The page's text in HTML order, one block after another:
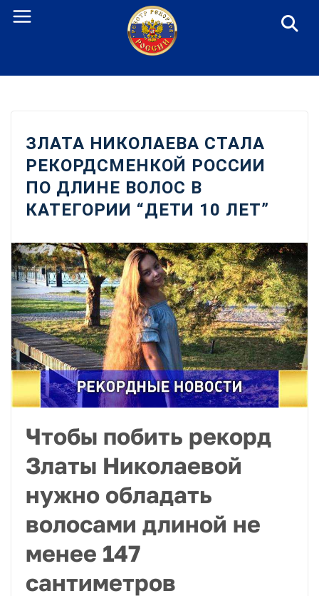
Перейти
ЗЛАТА НИКОЛАЕВА СТАЛА
РЕКОРДСМЕНКОЙ РОССИИ
ПО ДЛИНЕ ВОЛОС В
КАТЕГОРИИ “ДЕТИ 10 ЛЕТ”
Чтобы побить рекорд
Златы Николаевой
нужно обладать
волосами длиной не
менее 147
сантиметров